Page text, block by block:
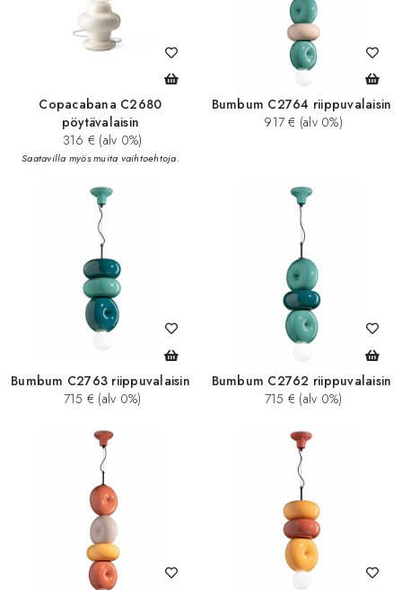
Copacabana C2680
pöytävalaisin
316 € (alv 0%)
Saatavilla myös muita vaihtoehtoja.
Bumbum C2764 riippuvalaisin
917 € (alv 0%)
Bumbum C2763 riippuvalaisin
715 € (alv 0%)
Bumbum C2762 riippuvalaisin
715 € (alv 0%)